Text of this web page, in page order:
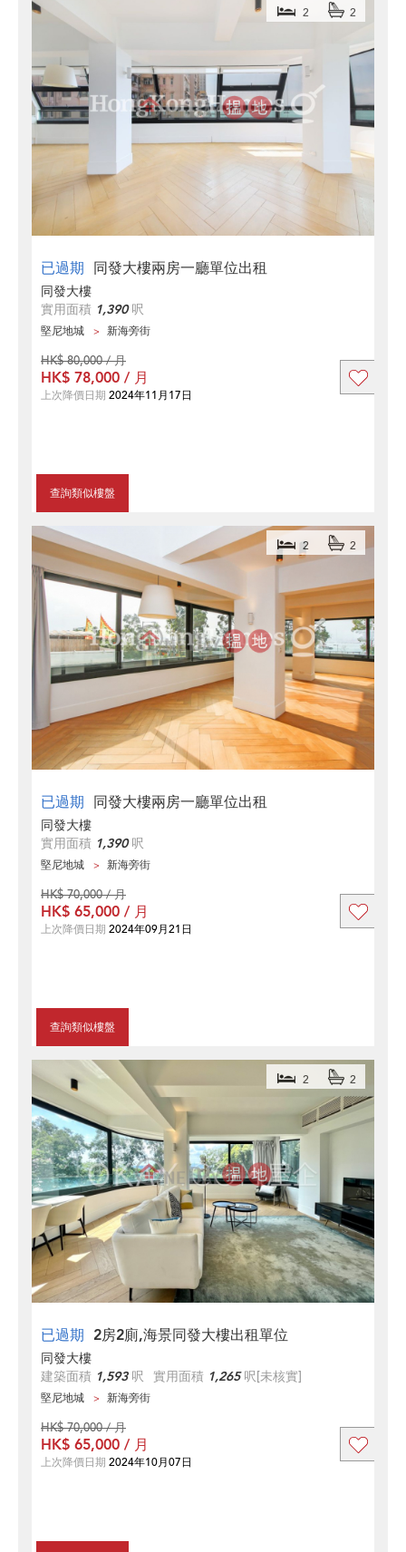
已過期 同發大樓兩房一廳單位出租
2 2
同發大樓
實用面積 1,390呎
堅尼地城 新海旁街
查詢類似樓盤
HK$ 80,000 / 月
HK$ 78,000 / 月
上次降價日期 2024年11月17日
已過期 同發大樓兩房一廳單位出租
2 2
同發大樓
實用面積 1,390呎
堅尼地城 新海旁街
查詢類似樓盤
HK$ 70,000 / 月
HK$ 65,000 / 月
上次降價日期 2024年09月21日
已過期 2房2廁,海景同發大樓出租單位
2 2
同發大樓
建築面積 1,593呎 實用面積 1,265呎[未核實]
堅尼地城 新海旁街
HK$ 70,000 / 月
HK$ 65,000 / 月
上次降價日期 2024年10月07日